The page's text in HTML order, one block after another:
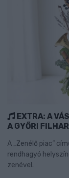
EXTRA: A
A GYŐRI
A „Zenélő piac”
rendhagyó
zenével.